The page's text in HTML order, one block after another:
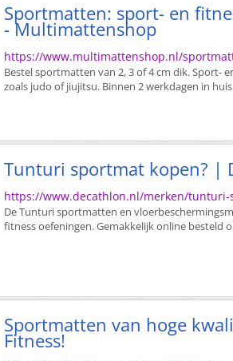
Sportmatten: sport- en
- Multimattenshop
https://www.multimattenshop.nl/
Bestel sportmatten van 2, 3 of 4 cm dik. Sport-
zoals judo of jiujitsu. Binnen 2 werkdagen in
Tunturi sportmat kopen? |
https://www.decathlon.nl/merken/tunturi-
De Tunturi sportmatten en
fitness oefeningen. Gemakkelijk online besteld
Sportmatten van hoge
Fitness!